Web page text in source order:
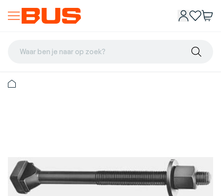
Waar ben je naar op zoek?